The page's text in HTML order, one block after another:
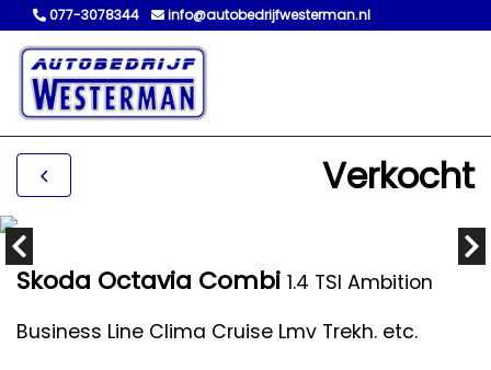
077-3078344 info@autobedrijfwesterman.nl
Verkocht
Skoda Octavia Combi 1.4 TSI Ambition
Business Line Clima Cruise Lmv Trekh. etc.